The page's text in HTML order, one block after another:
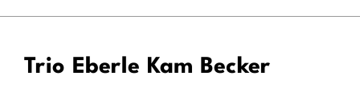
Trio Eberle Kam Becker